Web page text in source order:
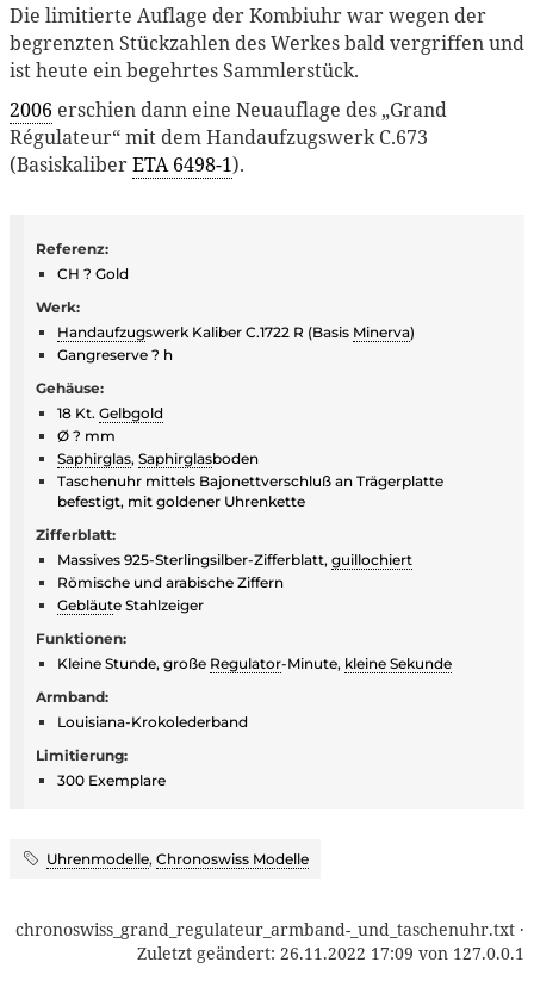
Die limitierte Auflage der Kombiuhr war wegen der
begrenzten Stückzahlen des Werkes bald vergriffen und
ist heute ein begehrtes Sammlerstück.
2006 erschien dann eine Neuauflage des „Grand
Régulateur“ mit dem Handaufzugswerk C.673
(BasiskaliberETA 6498-1).
Referenz:
CH ? Gold
Werk:
Handaufzugswerk Kaliber C.1722 R (Basis Minerva)
Gangreserve ? h
Gehäuse:
18 Kt. Gelbgold
Ø ? mm
Saphirglas, Saphirglasboden
Taschenuhr mittels Bajonettverschluß an Trägerplatte
befestigt, mit goldener Uhrenkette
Zifferblatt:
Massives 925-Sterlingsilber-Zifferblatt, guillochiert
Römische und arabische Ziffern
Gebläute Stahlzeiger
Funktionen:
Kleine Stunde, große Regulator-Minute, kleine Sekunde
Armband:
Louisiana-Krokolederband
Limitierung:
300 Exemplare
Uhrenmodelle, Chronoswiss Modelle
chronoswiss_grand_regulateur_armband-_und_taschenuhr.txt ·
Zuletzt geändert: 26.11.2022 17:09 von 127.0.0.1